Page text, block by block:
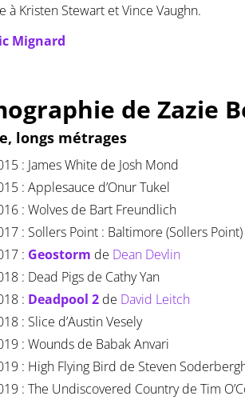
à Kristen Stewart et Vince Vaughn.
Mignard
de Zazie
longs métrages
: James White de Josh Mond
: Applesauce d’Onur Tukel
: Wolves de Bart Freundlich
: Sollers Point : Baltimore (Sollers
: Geostorm de Dean Devlin
: Dead Pigs de Cathy Yan
: Deadpool 2 de David Leitch
: Slice d’Austin Vesely
: Wounds de Babak Anvari
: High Flying Bird de Steven
: The Undiscovered Country de Tim